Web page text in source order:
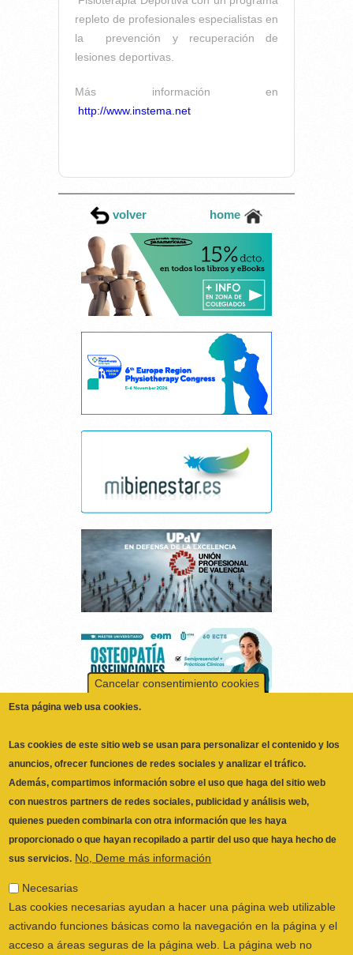
repleto de profesionales especialistas en
la prevención y recuperación de
lesiones deportivas.
Más información en
http://www.instema.net
volver home
ILUSTRE COLEGIO OFICIAL DE
FISIOTERAPEUTAS DE LA COMUNIDAD
VALENCIANA
© 2026
POLÍTICA PRIVACIDAD|AVISO LEGAL|
POLÍTICA DE COOKIES|CANAL DEL
INFORMANTE
Cancelar consentimiento cookies
Esta página web usa cookies.
Las cookies de este sitio web se usan para personalizar el contenido y los
Además, compartimos información sobre el uso que haga del sitio web
con nuestros partners de redes sociales, publicidad y análisis web,
quienes pueden combinarla con otra información que les haya
proporcionado o que hayan recopilado a partir del uso que haya hecho de
sus servicios. No, Deme más información
Necesarias
activando funciones básicas como la navegación en la página y el
acceso a áreas seguras de la página web. La página web no
puede funcionar adecuadamente sin estas cookies.
Preferencias